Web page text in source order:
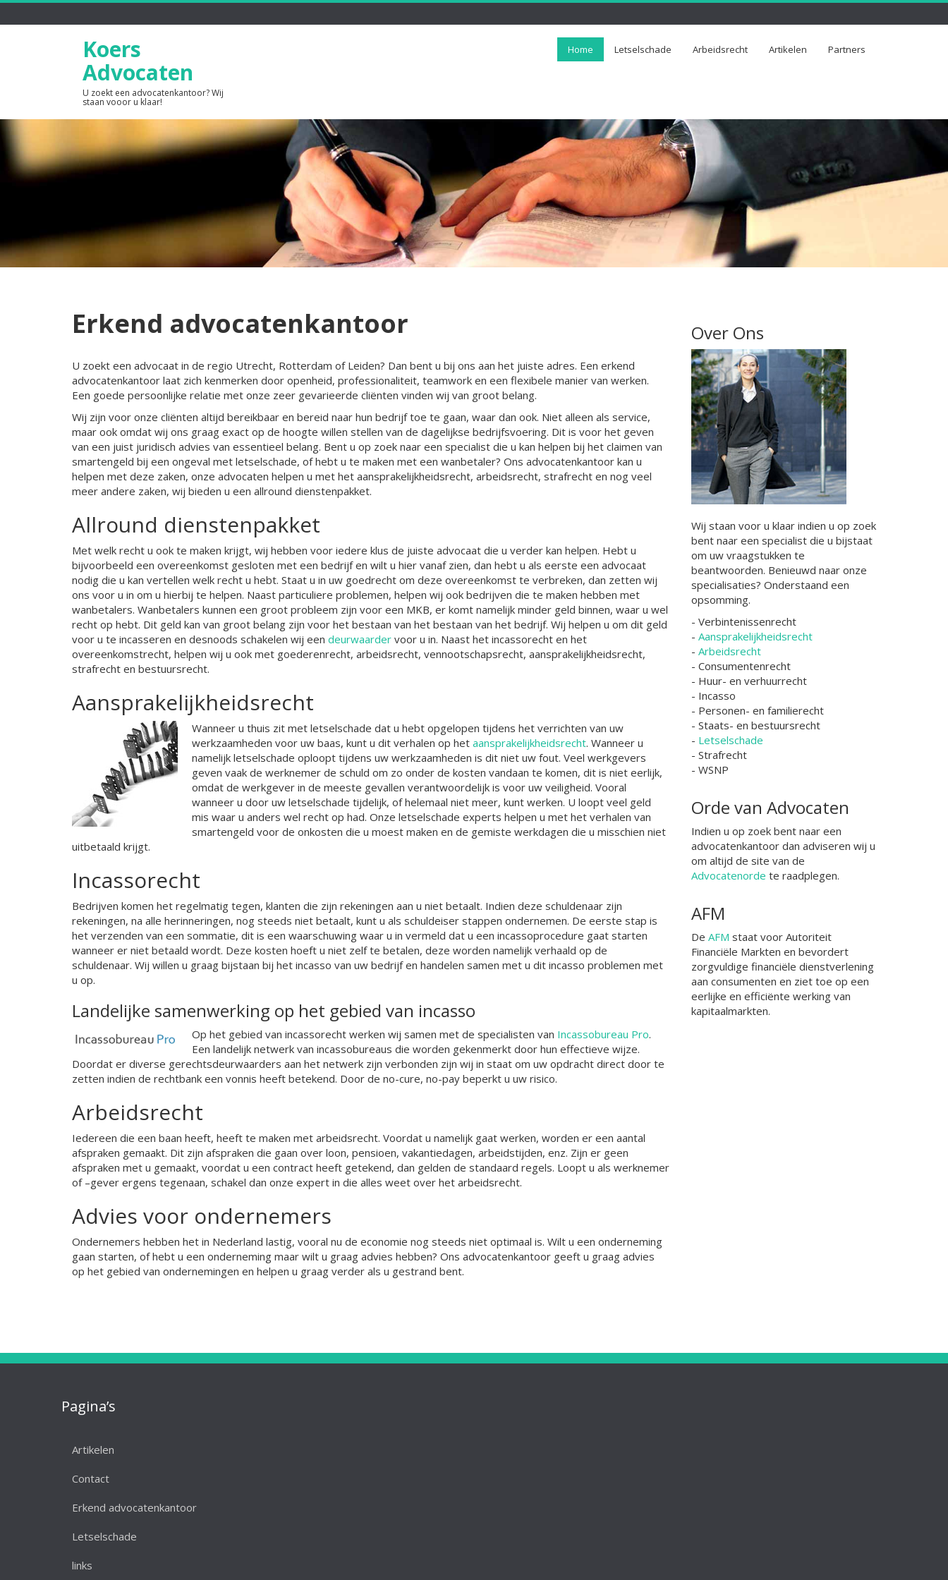
Koers
Advocaten
U zoekt een advocatenkantoor? Wij
staan vooor u klaar!
Home Letselschade Arbeidsrecht Artikelen Partners
Erkend advocatenkantoor
U zoekt een advocaat in de regio Utrecht, Rotterdam of Leiden? Dan bent u bij ons aan het juiste adres. Een erkend
advocatenkantoor laat zich kenmerken door openheid, professionaliteit, teamwork en een flexibele manier van werken.
Een goede persoonlijke relatie met onze zeer gevarieerde cliënten vinden wij van groot belang.
Wij zijn voor onze cliënten altijd bereikbaar en bereid naar hun bedrijf toe te gaan, waar dan ook. Niet alleen als service,
maar ook omdat wij ons graag exact op de hoogte willen stellen van de dagelijkse bedrijfsvoering. Dit is voor het geven
van een juist juridisch advies van essentieel belang. Bent u op zoek naar een specialist die u kan helpen bij het claimen van
smartengeld bij een ongeval met letselschade, of hebt u te maken met een wanbetaler? Ons advocatenkantoor kan u
helpen met deze zaken, onze advocaten helpen u met het aansprakelijkheidsrecht, arbeidsrecht, strafrecht en nog veel
meer andere zaken, wij bieden u een allround dienstenpakket.
Allround dienstenpakket
Met welk recht u ook te maken krijgt, wij hebben voor iedere klus de juiste advocaat die u verder kan helpen. Hebt u
bijvoorbeeld een overeenkomst gesloten met een bedrijf en wilt u hier vanaf zien, dan hebt u als eerste een advocaat
nodig die u kan vertellen welk recht u hebt. Staat u in uw goedrecht om deze overeenkomst te verbreken, dan zetten wij
ons voor u in om u hierbij te helpen. Naast particuliere problemen, helpen wij ook bedrijven die te maken hebben met
wanbetalers. Wanbetalers kunnen een groot probleem zijn voor een MKB, er komt namelijk minder geld binnen, waar u wel
recht op hebt. Dit geld kan van groot belang zijn voor het bestaan van het bestaan van het bedrijf. Wij helpen u om dit geld
voor u te incasseren en desnoods schakelen wij een deurwaarder voor u in. Naast het incassorecht en het
overeenkomstrecht, helpen wij u ook met goederenrecht, arbeidsrecht, vennootschapsrecht, aansprakelijkheidsrecht,
strafrecht en bestuursrecht.
Aansprakelijkheidsrecht
Wanneer u thuis zit met letselschade dat u hebt opgelopen tijdens het verrichten van uw
werkzaamheden voor uw baas, kunt u dit verhalen op het aansprakelijkheidsrecht. Wanneer u
namelijk letselschade oploopt tijdens uw werkzaamheden is dit niet uw fout. Veel werkgevers
geven vaak de werknemer de schuld om zo onder de kosten vandaan te komen, dit is niet eerlijk,
omdat de werkgever in de meeste gevallen verantwoordelijk is voor uw veiligheid. Vooral
wanneer u door uw letselschade tijdelijk, of helemaal niet meer, kunt werken. U loopt veel geld
mis waar u anders wel recht op had. Onze letselschade experts helpen u met het verhalen van
smartengeld voor de onkosten die u moest maken en de gemiste werkdagen die u misschien niet
uitbetaald krijgt.
Incassorecht
Bedrijven komen het regelmatig tegen, klanten die zijn rekeningen aan u niet betaalt. Indien deze schuldenaar zijn
rekeningen, na alle herinneringen, nog steeds niet betaalt, kunt u als schuldeiser stappen ondernemen. De eerste stap is
het verzenden van een sommatie, dit is een waarschuwing waar u in vermeld dat u een incassoprocedure gaat starten
wanneer er niet betaald wordt. Deze kosten hoeft u niet zelf te betalen, deze worden namelijk verhaald op de
schuldenaar. Wij willen u graag bijstaan bij het incasso van uw bedrijf en handelen samen met u dit incasso problemen met
u op.
Landelijke samenwerking op het gebied van incasso
Op het gebied van incassorecht werken wij samen met de specialisten van Incassobureau Pro.
Een landelijk netwerk van incassobureaus die worden gekenmerkt door hun effectieve wijze.
Doordat er diverse gerechtsdeurwaarders aan het netwerk zijn verbonden zijn wij in staat om uw opdracht direct door te
zetten indien de rechtbank een vonnis heeft betekend. Door de no-cure, no-pay beperkt u uw risico.
Arbeidsrecht
Iedereen die een baan heeft, heeft te maken met arbeidsrecht. Voordat u namelijk gaat werken, worden er een aantal
afspraken gemaakt. Dit zijn afspraken die gaan over loon, pensioen, vakantiedagen, arbeidstijden, enz. Zijn er geen
afspraken met u gemaakt, voordat u een contract heeft getekend, dan gelden de standaard regels. Loopt u als werknemer
of –gever ergens tegenaan, schakel dan onze expert in die alles weet over het arbeidsrecht.
Advies voor ondernemers
Ondernemers hebben het in Nederland lastig, vooral nu de economie nog steeds niet optimaal is. Wilt u een onderneming
gaan starten, of hebt u een onderneming maar wilt u graag advies hebben? Ons advocatenkantoor geeft u graag advies
op het gebied van ondernemingen en helpen u graag verder als u gestrand bent.
Over Ons
Wij staan voor u klaar indien u op zoek
bent naar een specialist die u bijstaat
om uw vraagstukken te
beantwoorden. Benieuwd naar onze
specialisaties? Onderstaand een
opsomming.
- Verbintenissenrecht
- Aansprakelijkheidsrecht
- Arbeidsrecht
- Consumentenrecht
- Huur- en verhuurrecht
- Incasso
- Personen- en familierecht
- Staats- en bestuursrecht
- Letselschade
- Strafrecht
- WSNP
Orde van Advocaten
Indien u op zoek bent naar een
advocatenkantoor dan adviseren wij u
om altijd de site van de
Advocatenorde te raadplegen.
AFM
De AFM staat voor Autoriteit
Financiële Markten en bevordert
zorgvuldige financiële dienstverlening
aan consumenten en ziet toe op een
eerlijke en efficiënte werking van
kapitaalmarkten.
Pagina’s
Artikelen
Contact
Erkend advocatenkantoor
Letselschade
links